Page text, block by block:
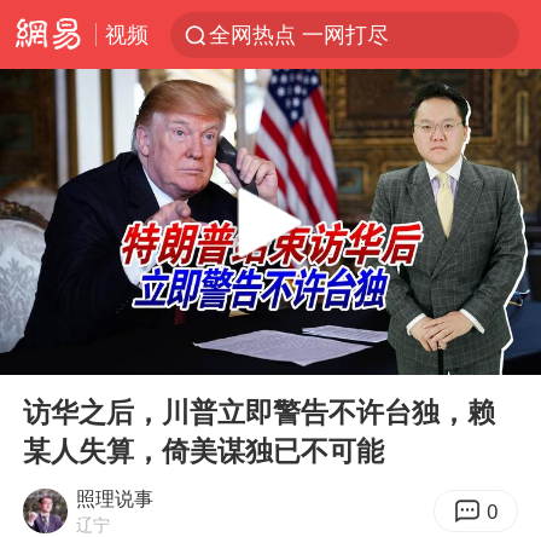
视频 全网热点 一网打尽
Play
03:28
访华之后，川普立即警告不许台独，赖
某人失算，倚美谋独已不可能
照理说事
辽宁 0